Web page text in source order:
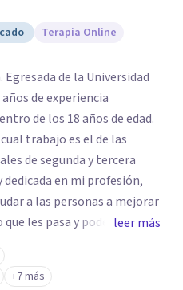
Terapia Online
de la Universidad
de experiencia
de los 18 años de edad.
trabajo es el de las
de segunda y tercera
en mi profesión,
a las personas a mejorar
que les pasa y poder trabajar
necesarias. Hay
atravezamos por
o estrés, es alli donde no
leer más
+7 más